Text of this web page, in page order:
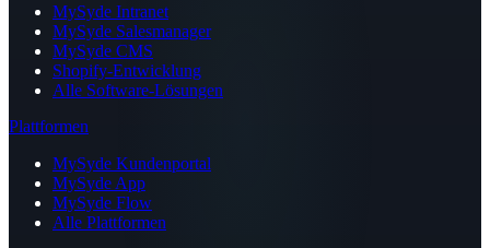
MySyde Intranet
MySyde Salesmanager
MySyde CMS
Shopify-Entwicklung
Alle Software-Lösungen
Plattformen
MySyde Kundenportal
MySyde App
MySyde Flow
Alle Plattformen